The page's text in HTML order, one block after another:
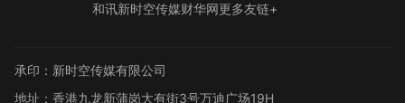
和讯新时空传媒财华网更多友链+
承印：新时空传媒有限公司
地址：香港九龙新蒲岗大有街3号万迪广场19H